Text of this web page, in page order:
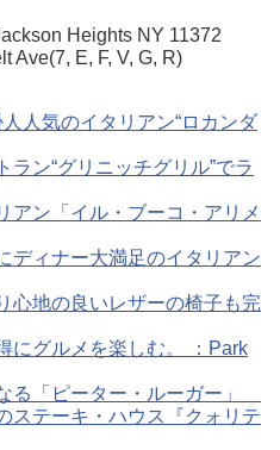
Heights NY 11372
Ave(7, E, F, V, G, R)
人気のイタリアン“ロカンダ
ラン“グリニッチグリル”でラ
アン「イル・ブーコ・アリメ
ディナー大満足のイタリアン
心地の良いレザーの椅子も完
にグルメを楽しむ。 ：Park
る「ピーター・ルーガー」
ステーキ・ハウス『クォリテ